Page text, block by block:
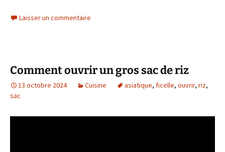
Laisser un commentaire
Comment ouvrir un gros sac de riz
13 octobre 2024 Cuisine asiatique, ficelle, ouvrir, riz,
sac